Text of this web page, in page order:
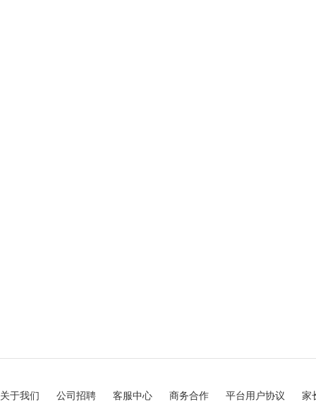
关于我们 公司招聘 客服中心 商务合作 平台用户协议 家